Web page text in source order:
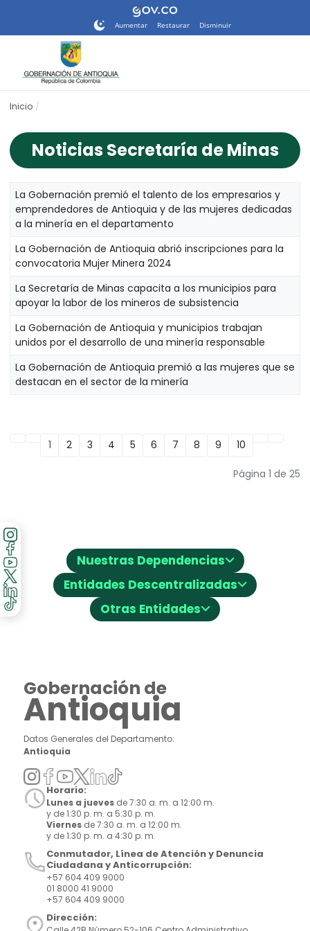
sitio
de
Aumentar Restaurar Disminuir
Inicio
Noticias Secretaría de Minas
La Gobernación premió el talento de los empresarios y
emprendedores de Antioquia y de las mujeres dedicadas
a la minería en el departamento
La Gobernación de Antioquia abrió inscripciones para la
convocatoria Mujer Minera 2024
La Secretaría de Minas capacita a los municipios para
apoyar la labor de los mineros de subsistencia
La Gobernación de Antioquia y municipios trabajan
unidos por el desarrollo de una minería responsable
La Gobernación de Antioquia premió a las mujeres que se
destacan en el sector de la minería
1 2 3 4 5 6 7 8 9 10
Página 1 de 25
Nuestras Dependencias⌵
Entidades Descentralizadas⌵
Otras Entidades⌵
Gobernación de
Antioquia
Datos Generales del Departamento:
Antioquia
Horario:
Lunes a jueves de 7:30 a. m. a 12:00 m.
y de 1:30 p. m. a 5:30 p. m.
Viernes de 7:30 a. m. a 12:00 m.
y de 1:30 p. m. a 4:30 p. m.
Conmutador, Línea de Atención y Denuncia
Ciudadana y Anticorrupción:
+57 604 409 9000
01 8000 41 9000
+57 604 409 9000
Dirección: